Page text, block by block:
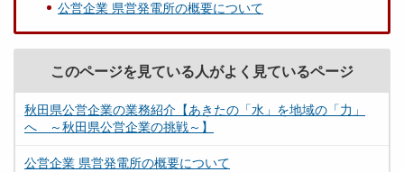
公営企業 県営発電所の概要について
このページを見ている人がよく見ているページ
秋田県公営企業の業務紹介【あきたの「水」を地域の「力」
へ ～秋田県公営企業の挑戦～】
公営企業 県営発電所の概要について